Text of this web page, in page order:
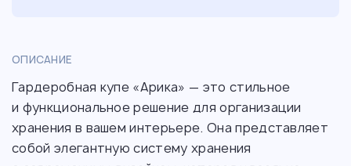
ОПИСАНИЕ
Гардеробная купе «Арика» — это стильное
и функциональное решение для организации
хранения в вашем интерьере. Она представляет
собой элегантную систему хранения